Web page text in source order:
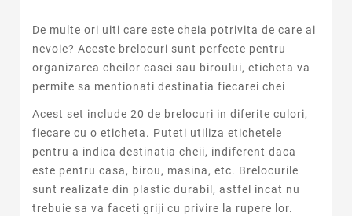
De multe ori uiti care este cheia potrivita de care ai
nevoie? Aceste brelocuri sunt perfecte pentru
organizarea cheilor casei sau biroului, eticheta va
permite sa mentionati destinatia fiecarei chei
Acest set include 20 de brelocuri in diferite culori,
fiecare cu o eticheta. Puteti utiliza etichetele
pentru a indica destinatia cheii, indiferent daca
este pentru casa, birou, masina, etc. Brelocurile
sunt realizate din plastic durabil, astfel incat nu
trebuie sa va faceti griji cu privire la rupere lor.